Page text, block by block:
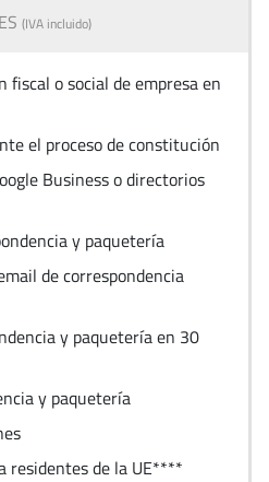
(IVA incluido)
fiscal o social de empresa en
el proceso de constitución
Business o directorios
y paquetería
de correspondencia
y paquetería en 30
y paquetería
residentes de la UE****